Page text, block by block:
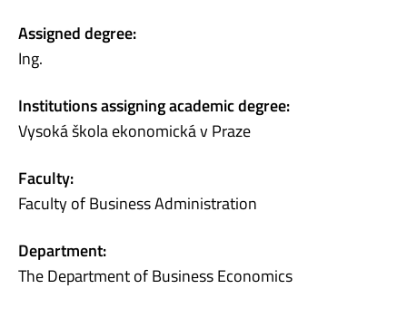
Assigned degree:
Ing.
Institutions assigning academic degree:
Vysoká škola ekonomická v Praze
Faculty:
Faculty of Business Administration
Department:
The Department of Business Economics